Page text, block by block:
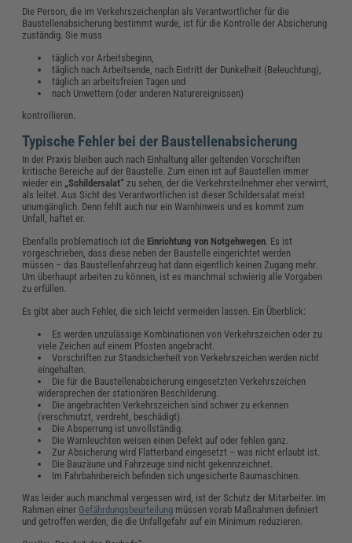
Die Person, die im Verkehrszeichenplan als Verantwortlicher für die
Baustellenabsicherung bestimmt wurde, ist für die Kontrolle der Absicherung
zuständig. Sie muss
täglich vor Arbeitsbeginn,
täglich nach Arbeitsende, nach Eintritt der Dunkelheit (Beleuchtung),
täglich an arbeitsfreien Tagen und
nach Unwettern (oder anderen Naturereignissen)
kontrollieren.
Typische Fehler bei der Baustellenabsicherung
In der Praxis bleiben auch nach Einhaltung aller geltenden Vorschriften
kritische Bereiche auf der Baustelle. Zum einen ist auf Baustellen immer
wieder ein „Schildersalat“ zu sehen, der die Verkehrsteilnehmer eher verwirrt,
als leitet. Aus Sicht des Verantwortlichen ist dieser Schildersalat meist
unumgänglich. Denn fehlt auch nur ein Warnhinweis und es kommt zum
Unfall, haftet er.
Ebenfalls problematisch ist die Einrichtung von Notgehwegen. Es ist
vorgeschrieben, dass diese neben der Baustelle eingerichtet werden
müssen – das Baustellenfahrzeug hat dann eigentlich keinen Zugang mehr.
Um überhaupt arbeiten zu können, ist es manchmal schwierig alle Vorgaben
zu erfüllen.
Es gibt aber auch Fehler, die sich leicht vermeiden lassen. Ein Überblick:
Es werden unzulässige Kombinationen von Verkehrszeichen oder zu
viele Zeichen auf einem Pfosten angebracht.
Vorschriften zur Standsicherheit von Verkehrszeichen werden nicht
eingehalten.
Die für die Baustellenabsicherung eingesetzten Verkehrszeichen
widersprechen der stationären Beschilderung.
Die angebrachten Verkehrszeichen sind schwer zu erkennen
(verschmutzt, verdreht, beschädigt).
Die Absperrung ist unvollständig.
Die Warnleuchten weisen einen Defekt auf oder fehlen ganz.
Zur Absicherung wird Flatterband eingesetzt – was nicht erlaubt ist.
Die Bauzäune und Fahrzeuge sind nicht gekennzeichnet.
Im Fahrbahnbereich befinden sich ungesicherte Baumaschinen.
Was leider auch manchmal vergessen wird, ist der Schutz der Mitarbeiter. Im
Rahmen einer Gefährdungsbeurteilung müssen vorab Maßnahmen definiert
und getroffen werden, die die Unfallgefahr auf ein Minimum reduzieren.